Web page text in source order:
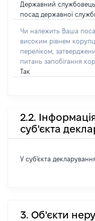
Державний
посад державної
Чи належить Ваша
високим рівнем
переліком,
питань запобігання
Так
2.2.
суб'єкта
У суб'єкта
3. Об'єкти